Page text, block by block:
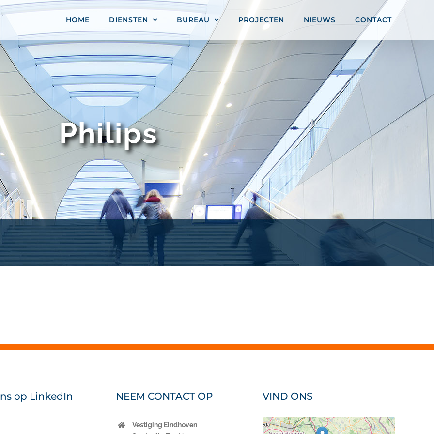
HOME DIENSTEN BUREAU PROJECTEN NIEUWS CONTACT
Philips
op LinkedIn NEEM CONTACT OP
Vestiging Eindhoven
VIND ONS